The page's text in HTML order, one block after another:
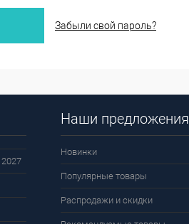
Забыли свой пароль?
Наши предложения
Новинки
Популярные товары
Распродажи и скидки